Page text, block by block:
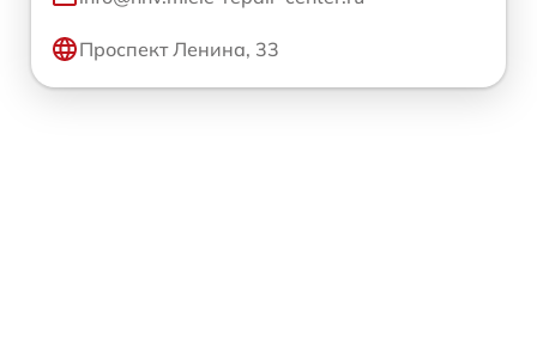
Проспект Ленина, 33